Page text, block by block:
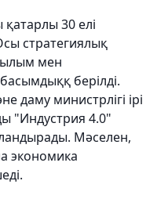
30 елі
стратегиялық
мен
берілді.
даму министрлігі ірі
"Индустрия 4.0"
Мәселен,
экономика